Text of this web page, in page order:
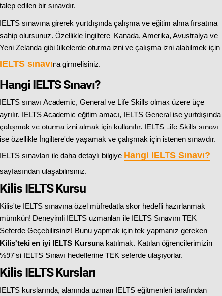
talep edilen bir sınavdır.
IELTS sınavına girerek yurtdışında çalışma ve eğitim alma fırsatına
sahip olursunuz. Özellikle İngiltere, Kanada, Amerika, Avustralya ve
Yeni Zelanda gibi ülkelerde oturma izni ve çalışma izni alabilmek için
IELTS sınavına girmelisiniz.
Hangi IELTS Sınavı?
IELTS sınavı Academic, General ve Life Skills olmak üzere üçe
ayrılır. IELTS Academic eğitim amacı, IELTS General ise yurtdışında
çalışmak ve oturma izni almak için kullanılır. IELTS Life Skills sınavı
ise özellikle İngiltere'de yaşamak ve çalışmak için istenen sınavdır.
IELTS sınavları ile daha detaylı bilgiye Hangi IELTS Sınavı?
sayfasından ulaşabilirsiniz.
Kilis IELTS Kursu
Kilis'te IELTS sınavına özel müfredatla skor hedefli hazırlanmak
mümkün! Deneyimli IELTS uzmanları ile IELTS Sınavını TEK
Seferde Geçebilirsiniz! Bunu yapmak için tek yapmanız gereken
Kilis'teki en iyi IELTS Kursuna katılmak. Katılan öğrencilerimizin
%97'si IELTS Sınavı hedeflerine TEK seferde ulaşıyorlar.
Kilis IELTS Kursları
IELTS kurslarında, alanında uzman IELTS eğitmenleri tarafından